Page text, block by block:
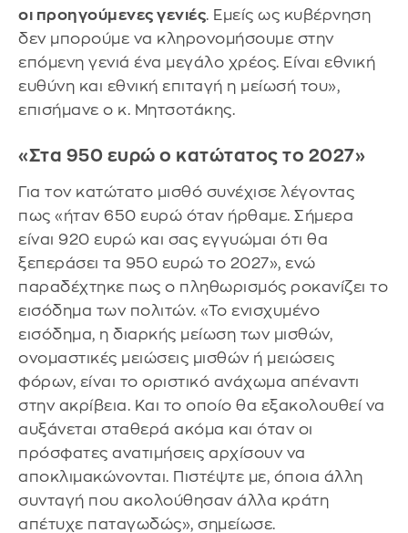
οι προηγούμενες γενιές. Εμείς ως κυβέρνηση
δεν μπορούμε να κληρονομήσουμε στην
επόμενη γενιά ένα μεγάλο χρέος. Είναι εθνική
ευθύνη και εθνική επιταγή η μείωσή του»,
επισήμανε ο κ. Μητσοτάκης.
«Στα 950 ευρώ ο κατώτατος το 2027»
Για τον κατώτατο μισθό συνέχισε λέγοντας
πως «ήταν 650 ευρώ όταν ήρθαμε. Σήμερα
είναι 920 ευρώ και σας εγγυώμαι ότι θα
ξεπεράσει τα 950 ευρώ το 2027», ενώ
παραδέχτηκε πως ο πληθωρισμός ροκανίζει το
εισόδημα των πολιτών. «Το ενισχυμένο
εισόδημα, η διαρκής μείωση των μισθών,
ονομαστικές μειώσεις μισθών ή μειώσεις
φόρων, είναι το οριστικό ανάχωμα απέναντι
στην ακρίβεια. Και το οποίο θα εξακολουθεί να
αυξάνεται σταθερά ακόμα και όταν οι
πρόσφατες ανατιμήσεις αρχίσουν να
αποκλιμακώνονται. Πιστέψτε με, όποια άλλη
συνταγή που ακολούθησαν άλλα κράτη
απέτυχε παταγωδώς», σημείωσε.